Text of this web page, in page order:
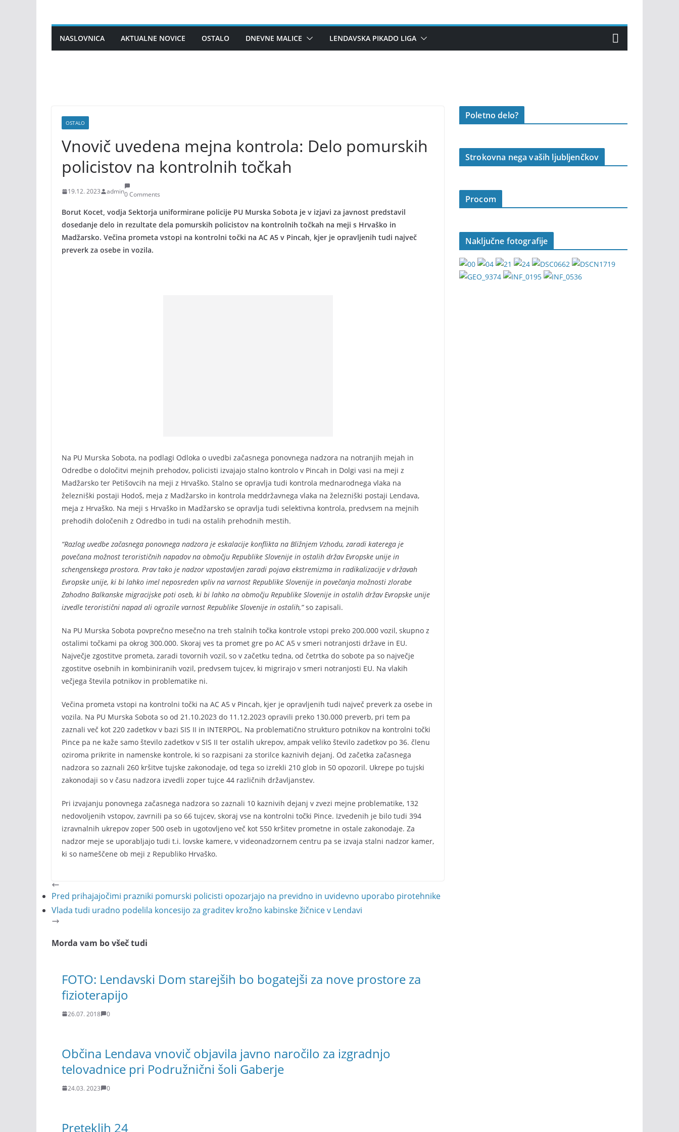
contentNASLOVNICA AKTUALNE NOVICE OSTALO DNEVNE MALICE LENDAVSKA PIKADO LIGA
OSTALO
Vnovič uvedena mejna kontrola: Delo pomurskih
policistov na kontrolnih točkah
19.12. 2023 admin0 Comments
Borut Kocet, vodja Sektorja uniformirane policije PU Murska Sobota je v izjavi za javnost predstavil
dosedanje delo in rezultate dela pomurskih policistov na kontrolnih točkah na meji s Hrvaško in
Madžarsko. Večina prometa vstopi na kontrolni točki na AC A5 v Pincah, kjer je opravljenih tudi največ
preverk za osebe in vozila.
Na PU Murska Sobota, na podlagi Odloka o uvedbi začasnega ponovnega nadzora na notranjih mejah in
Odredbe o določitvi mejnih prehodov, policisti izvajajo stalno kontrolo v Pincah in Dolgi vasi na meji z
Madžarsko ter Petišovcih na meji z Hrvaško. Stalno se opravlja tudi kontrola mednarodnega vlaka na
železniški postaji Hodoš, meja z Madžarsko in kontrola meddržavnega vlaka na železniški postaji Lendava,
meja z Hrvaško. Na meji s Hrvaško in Madžarsko se opravlja tudi selektivna kontrola, predvsem na mejnih
prehodih določenih z Odredbo in tudi na ostalih prehodnih mestih.
“Razlog uvedbe začasnega ponovnega nadzora je eskalacije konflikta na Bližnjem Vzhodu, zaradi katerega je
povečana možnost terorističnih napadov na območju Republike Slovenije in ostalih držav Evropske unije in
schengenskega prostora. Prav tako je nadzor vzpostavljen zaradi pojava ekstremizma in radikalizacije v državah
Evropske unije, ki bi lahko imel neposreden vpliv na varnost Republike Slovenije in povečanja možnosti zlorabe
Zahodno Balkanske migracijske poti oseb, ki bi lahko na območju Republike Slovenije in ostalih držav Evropske unije
izvedle teroristični napad ali ogrozile varnost Republike Slovenije in ostalih,”so zapisali.
Na PU Murska Sobota povprečno mesečno na treh stalnih točka kontrole vstopi preko 200.000 vozil, skupno z
ostalimi točkami pa okrog 300.000. Skoraj ves ta promet gre po AC A5 v smeri notranjosti države in EU.
Največje zgostitve prometa, zaradi tovornih vozil, so v začetku tedna, od četrtka do sobote pa so največje
zgostitve osebnih in kombiniranih vozil, predvsem tujcev, ki migrirajo v smeri notranjosti EU. Na vlakih
večjega števila potnikov in problematike ni.
Večina prometa vstopi na kontrolni točki na AC A5 v Pincah, kjer je opravljenih tudi največ preverk za osebe in
vozila. Na PU Murska Sobota so od 21.10.2023 do 11.12.2023 opravili preko 130.000 preverb, pri tem pa
zaznali več kot 220 zadetkov v bazi SIS II in INTERPOL. Na problematično strukturo potnikov na kontrolni točki
Pince pa ne kaže samo število zadetkov v SIS II ter ostalih ukrepov, ampak veliko število zadetkov po 36. členu
oziroma prikrite in namenske kontrole, ki so razpisani za storilce kaznivih dejanj. Od začetka začasnega
nadzora so zaznali 260 kršitve tujske zakonodaje, od tega so izrekli 210 glob in 50 opozoril. Ukrepe po tujski
zakonodaji so v času nadzora izvedli zoper tujce 44 različnih državljanstev.
Pri izvajanju ponovnega začasnega nadzora so zaznali 10 kaznivih dejanj v zvezi mejne problematike, 132
nedovoljenih vstopov, zavrnili pa so 66 tujcev, skoraj vse na kontrolni točki Pince. Izvedenih je bilo tudi 394
izravnalnih ukrepov zoper 500 oseb in ugotovljeno več kot 550 kršitev prometne in ostale zakonodaje. Za
nadzor meje se uporabljajo tudi t.i. lovske kamere, v videonadzornem centru pa se izvaja stalni nadzor kamer,
ki so nameščene ob meji z Republiko Hrvaško.
Pred prihajajočimi prazniki pomurski policisti opozarjajo na previdno in uvidevno uporabo pirotehnike
Vlada tudi uradno podelila koncesijo za graditev krožno kabinske žičnice v Lendavi
Morda vam bo všeč tudi
FOTO: Lendavski Dom starejših bo bogatejši za nove prostore za
fizioterapijo
26.07. 2018 0
Občina Lendava vnovič objavila javno naročilo za izgradnjo
telovadnice pri Podružnični šoli Gaberje
24.03. 2023 0
Preteklih 24
Poletno delo?
Strokovna nega vaših ljubljenčkov
Procom
Naključne fotografije